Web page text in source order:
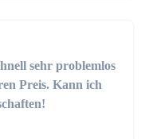
sehr problemlos
Preis. Kann ich